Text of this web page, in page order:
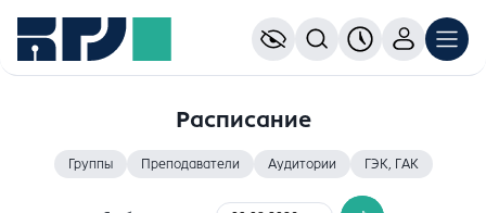
Расписание
Группы Преподаватели Аудитории ГЭК, ГАК